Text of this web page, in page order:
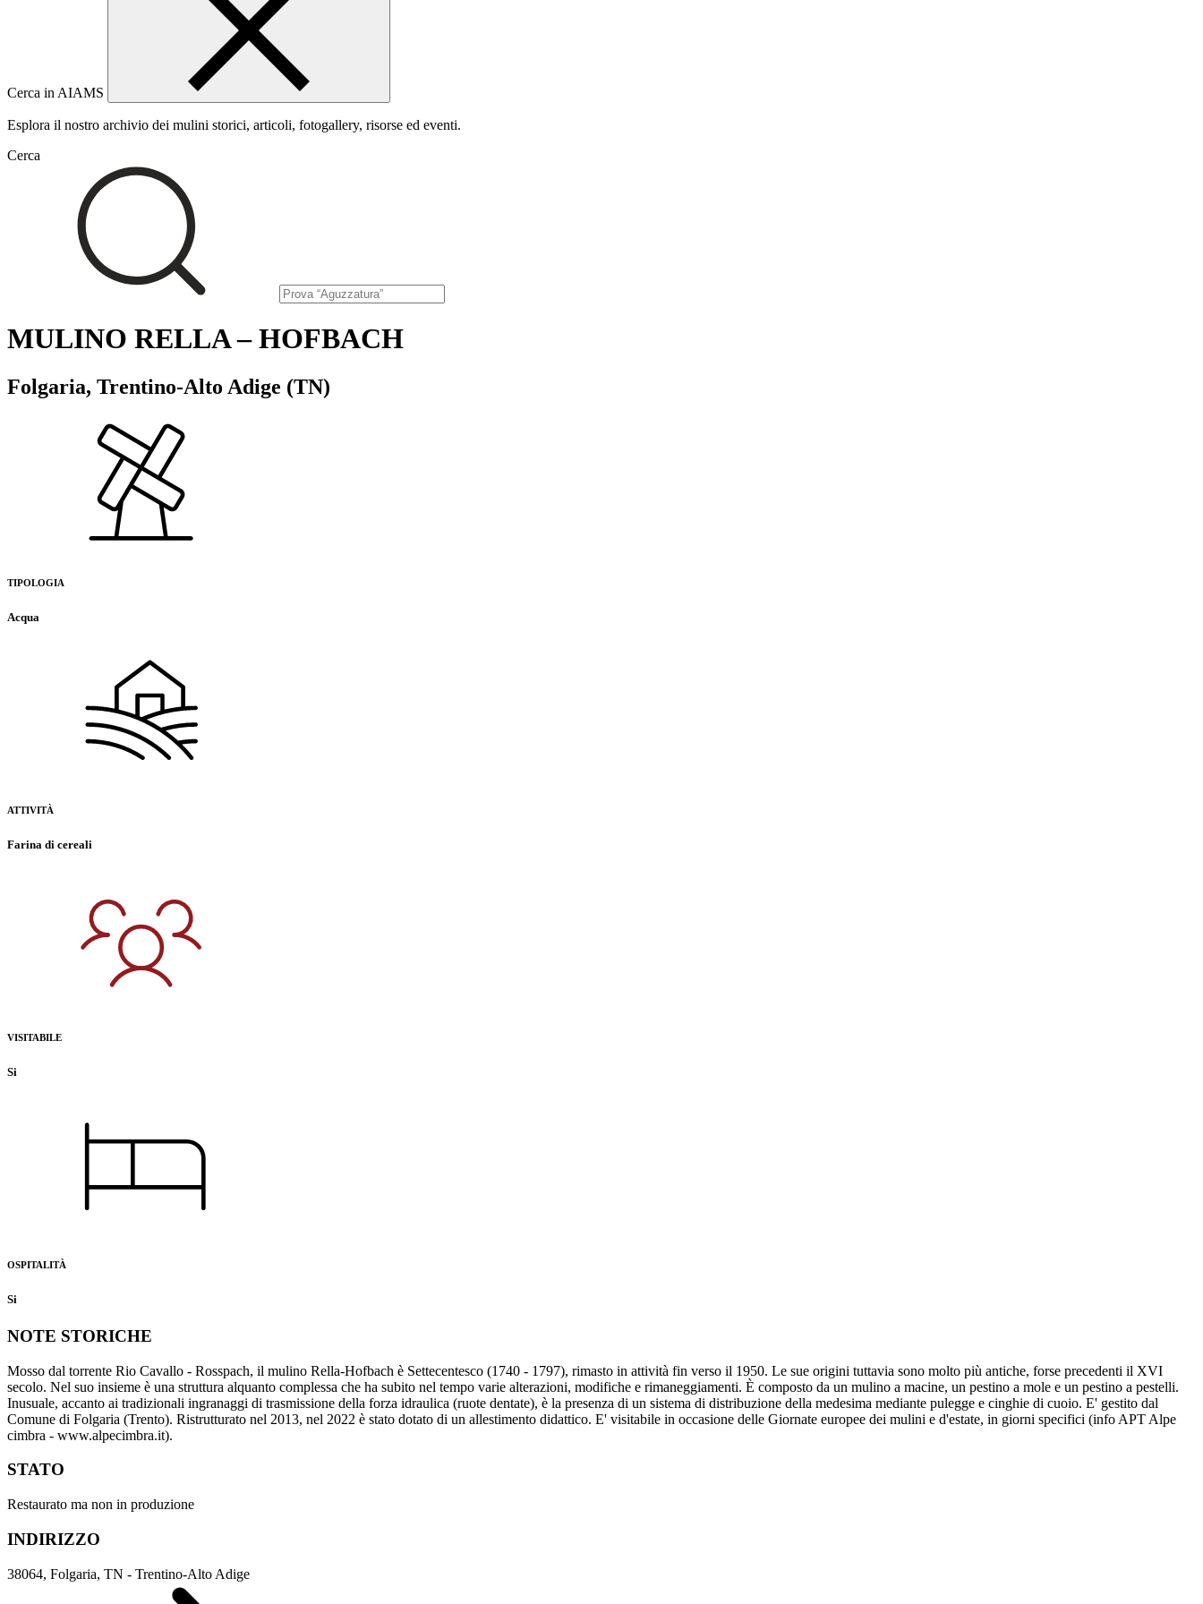
Cerca in AIAMS
Esplora il nostro archivio dei mulini storici, articoli, fotogallery, risorse ed eventi.
Cerca
MULINO RELLA – HOFBACH
Folgaria, Trentino-Alto Adige (TN)
TIPOLOGIA
Acqua
ATTIVITÀ
Farina di cereali
VISITABILE
Si
OSPITALITÀ
Si
NOTE STORICHE
Mosso dal torrente Rio Cavallo - Rosspach, il mulino Rella-Hofbach è Settecentesco (1740 - 1797), rimasto in attività fin verso il 1950. Le sue origini tuttavia sono molto più antiche, forse precedenti il XVI
secolo. Nel suo insieme è una struttura alquanto complessa che ha subito nel tempo varie alterazioni, modifiche e rimaneggiamenti. È composto da un mulino a macine, un pestino a mole e un pestino a pestelli.
Inusuale, accanto ai tradizionali ingranaggi di trasmissione della forza idraulica (ruote dentate), è la presenza di un sistema di distribuzione della medesima mediante pulegge e cinghie di cuoio. E' gestito dal
Comune di Folgaria (Trento). Ristrutturato nel 2013, nel 2022 è stato dotato di un allestimento didattico. E' visitabile in occasione delle Giornate europee dei mulini e d'estate, in giorni specifici (info APT Alpe
cimbra - www.alpecimbra.it).
STATO
Restaurato ma non in produzione
INDIRIZZO
38064, Folgaria, TN - Trentino-Alto Adige